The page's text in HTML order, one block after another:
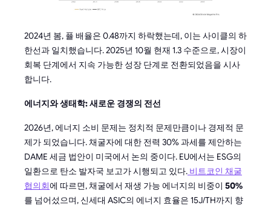
2024년 봄, 퓰 배율은 0.48까지 하락했는데, 이는 사이클의 하
한선과 일치했습니다. 2025년 10월 현재 1.3 수준으로, 시장이
회복 단계에서 지속 가능한 성장 단계로 전환되었음을 시사
합니다.
에너지와 생태학: 새로운 경쟁의 전선
2026년, 에너지 소비 문제는 정치적 문제만큼이나 경제적 문
제가 되었습니다. 채굴자에 대한 전력 30% 과세를 제안하는
DAME 세금 법안이 미국에서 논의 중이다. EU에서는 ESG의
일환으로 탄소 발자국 보고가 시행되고 있다. 비트코인 채굴
협의회에 따르면, 채굴에서 재생 가능 에너지의 비중이 50%
를 넘어섰으며, 신세대 ASIC의 에너지 효율은 15J/TH까지 향